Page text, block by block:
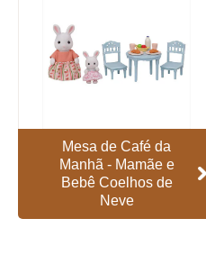
Mesa de Café da
Manhã - Mamãe e
Bebê Coelhos de
Neve